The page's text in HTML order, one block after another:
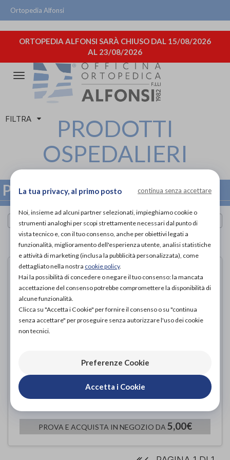
Ortopedia Alfonsi
ORTOPEDIA ALFONSI SARÀ CHIUSO DAL 15/08/2026
AL 23/08/2026
Attiva/disattiva
navigazione
FILTRA
PRODOTTI
OSPEDALIERI
PRODOTTI OSPEDALIERI
Cerca per marca
PAGINA 1 DI 1
Supporti per raccoglitori urina
PROVA E ACQUISTA IN NEGOZIO DA 5,00€
La tua privacy, al primo posto continua senza accettare
Noi, insieme ad alcuni partner selezionati, impieghiamo cookie o
strumenti analoghi per scopi strettamente necessari dal punto di
vista tecnico e, con il tuo consenso, anche per obiettivi legati a
funzionalità, miglioramento dell'esperienza utente, analisi statistiche
e attività di marketing (inclusa la pubblicità personalizzata), come
dettagliato nella nostra cookie policy.
Hai la possibilità di concedere o negare il tuo consenso: la mancata
accettazione del consenso potrebbe compromettere la disponibilità di
alcune funzionalità.
Clicca su "Accetta i Cookie" per fornire il consenso o su "continua
senza accettare" per proseguire senza autorizzare l'uso dei cookie
non tecnici.
Preferenze Cookie
Accetta i Cookie